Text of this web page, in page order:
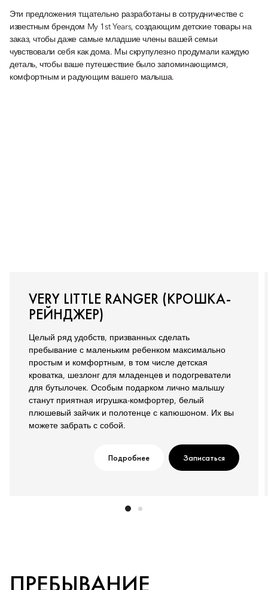
Эти предложения тщательно разработаны в сотрудничестве с
известным брендом My 1st Years, создающим детские товары на
заказ, чтобы даже самые младшие члены вашей семьи
чувствовали себя как дома. Мы скрупулезно продумали каждую
деталь, чтобы ваше путешествие было запоминающимся,
комфортным и радующим вашего малыша.
VERY LITTLE RANGER (КРОШКА-
РЕЙНДЖЕР)
Целый ряд удобств, призванных сделать
пребывание с маленьким ребенком максимально
простым и комфортным, в том числе детская
кроватка, шезлонг для младенцев и подогреватели
для бутылочек. Особым подарком лично малышу
станут приятная игрушка-комфортер, белый
плюшевый зайчик и полотенце с капюшоном. Их вы
можете забрать с собой.
Подробнее Записаться
ПРЕБЫВАНИЕ